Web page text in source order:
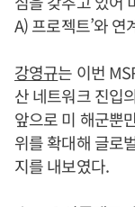
A) 프로젝트’와
강영규는 이번
산 네트워크 진입
앞으로 미 해군뿐
위를 확대해 글로
지를 내보였다.